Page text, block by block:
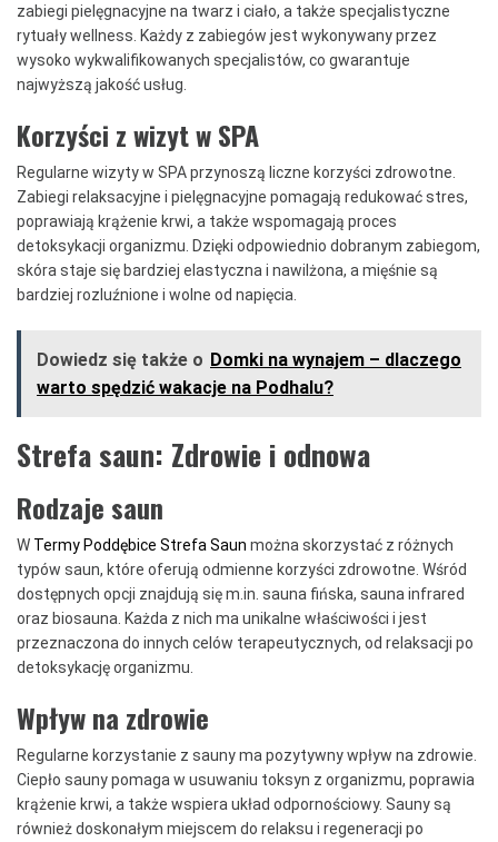
zabiegi pielęgnacyjne na twarz i ciało, a także specjalistyczne
rytuały wellness. Każdy z zabiegów jest wykonywany przez
wysoko wykwalifikowanych specjalistów, co gwarantuje
najwyższą jakość usług.
Korzyści z wizyt w SPA
Regularne wizyty w SPA przynoszą liczne korzyści zdrowotne.
Zabiegi relaksacyjne i pielęgnacyjne pomagają redukować stres,
poprawiają krążenie krwi, a także wspomagają proces
detoksykacji organizmu. Dzięki odpowiednio dobranym zabiegom,
skóra staje się bardziej elastyczna i nawilżona, a mięśnie są
bardziej rozluźnione i wolne od napięcia.
Dowiedz się także o Domki na wynajem – dlaczego
warto spędzić wakacje na Podhalu?
Strefa saun: Zdrowie i odnowa
Rodzaje saun
W Termy Poddębice Strefa Saun można skorzystać z różnych
typów saun, które oferują odmienne korzyści zdrowotne. Wśród
dostępnych opcji znajdują się m.in. sauna fińska, sauna infrared
oraz biosauna. Każda z nich ma unikalne właściwości i jest
przeznaczona do innych celów terapeutycznych, od relaksacji po
detoksykację organizmu.
Wpływ na zdrowie
Regularne korzystanie z sauny ma pozytywny wpływ na zdrowie.
Ciepło sauny pomaga w usuwaniu toksyn z organizmu, poprawia
krążenie krwi, a także wspiera układ odpornościowy. Sauny są
również doskonałym miejscem do relaksu i regeneracji po